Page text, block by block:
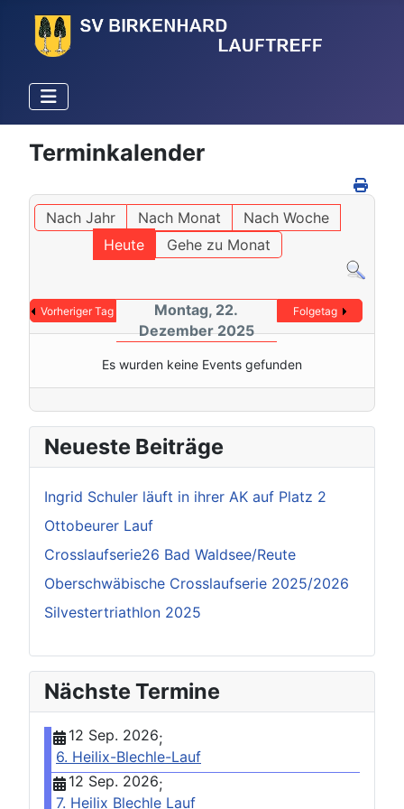
Terminkalender
Nach Jahr Nach Monat
Nach Woche
Heute
Gehe zu Monat
Vorheriger Tag
Montag, 22.
Dezember 2025
Folgetag
Es wurden keine Events gefunden
Neueste Beiträge
Ingrid Schuler läuft in ihrer AK auf Platz 2
Ottobeurer Lauf
Crosslaufserie26 Bad Waldsee/Reute
Oberschwäbische Crosslaufserie 2025/2026
Silvestertriathlon 2025
Nächste Termine
12 Sep. 2026;
6. Heilix-Blechle-Lauf
12 Sep. 2026;
7. Heilix Blechle Lauf